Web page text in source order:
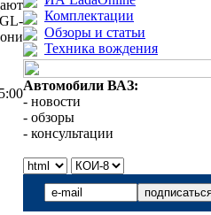
Комплектации
Обзоры и статьи
Техника вождения
Автомобили ВАЗ:
- новости
- обзоры
- консультации